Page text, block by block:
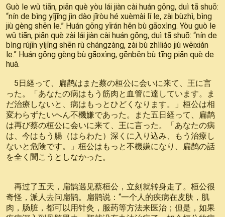
Guò le wǔ tiān, piān què yòu lái jiàn cài huán gōng, duì tā shuō:
“nín de bìng yǐjīng jìn dào jīròu hé xuèmài lǐ le, zài bùzhì, bìng
jiù gèng shēn le.” Huán gōng yīrán hěn bù gāoxìng. Yòu guò le
wǔ tiān, piān què zài lái jiàn cài huán gōng, duì tā shuō: “nín de
bìng rújīn yǐjīng shēn rù chángzàng, zài bù zhìliáo jiù wēixiǎn
le.” Huán gōng gèng bù gāoxìng, gēnběn bù tīng piān què de
huà.
5日経って、扁鹊はまた蔡の桓公に会いに来て、王に言
った。「あなたの病はもう筋肉と血管に達しています。ま
だ治療しないと、病はもっとひどくなります。」桓公は相
変わらずたいへん不機嫌であった。また五日経って、扁鹊
は再び蔡の桓公に会いに来て、王に言った。「あなたの病
は、今はもう腸（はらわた）深くに入り込み、もう治療し
ないと危険です。」桓公はもっと不機嫌になり、扁鹊の話
を全く聞こうとしなかった。
再过了五天，扁鹊遇见蔡桓公，立刻就转身走了。桓公很
奇怪，派人去问扁鹊。扁鹊说：“一个人的疾病在皮肤，肌
肉，肠脏，都可以用针灸，服药等方法来医治；但是，如果